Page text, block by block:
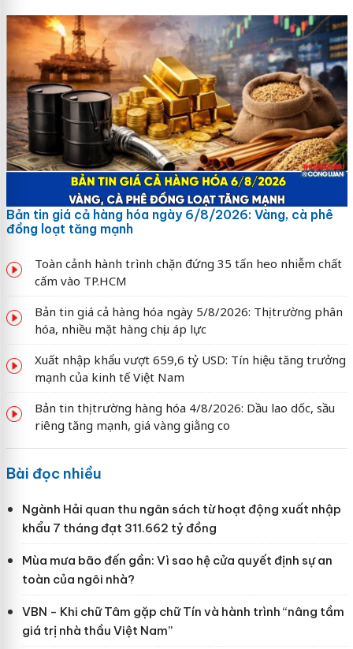
Bản tin giá cả hàng hóa ngày 6/8/2026: Vàng, cà phê
đồng loạt tăng mạnh
Toàn cảnh hành trình chặn đứng 35 tấn heo nhiễm chất
cấm vào TP.HCM
Bản tin giá cả hàng hóa ngày 5/8/2026: Thị trường phân
hóa, nhiều mặt hàng chịu áp lực
Xuất nhập khẩu vượt 659,6 tỷ USD: Tín hiệu tăng trưởng
mạnh của kinh tế Việt Nam
Bản tin thị trường hàng hóa 4/8/2026: Dầu lao dốc, sầu
riêng tăng mạnh, giá vàng giằng co
Bài đọc nhiều
Ngành Hải quan thu ngân sách từ hoạt động xuất nhập
khẩu 7 tháng đạt 311.662 tỷ đồng
Mùa mưa bão đến gần: Vì sao hệ cửa quyết định sự an
toàn của ngôi nhà?
VBN - Khi chữ Tâm gặp chữ Tín và hành trình “nâng tầm
giá trị nhà thầu Việt Nam”